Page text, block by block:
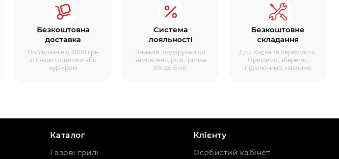
Безкоштовна
доставка
По Україні від 3000 грн
«Новою Поштою» або
кур’єром
Система
лояльності
Знижки, подарунки до
замовлень, розстрочка
0% до 6 міс
Безкоштовне
складання
Для Києва та передмістя.
Приїдемо, зберемо,
підключимо, навчимо
Каталог
Газові грилі
Клієнту
Особистий кабінет